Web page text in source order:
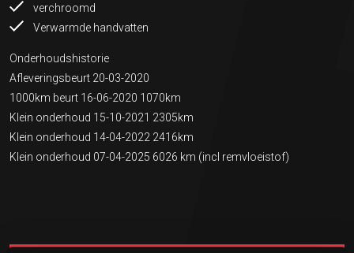
verchroomd
Verwarmde handvatten
Onderhoudshistorie
Afleveringsbeurt 20-03-2020
1000km beurt 16-06-2020 1070km
Klein onderhoud 15-10-2021 2305km
Klein onderhoud 14-04-2022 2416km
Klein onderhoud 07-04-2025 6026 km (incl remvloeistof)